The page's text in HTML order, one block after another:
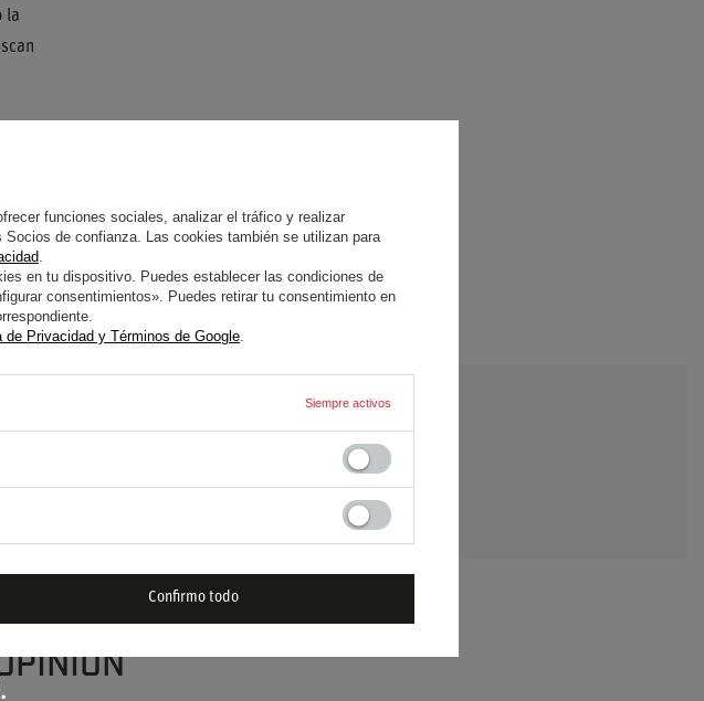
la
a su
de
las
funciones sociales, analizar el tráfico y realizar
de confianza. Las cookies también se utilizan para
en tu dispositivo. Puedes establecer las condiciones de
consentimientos». Puedes retirar tu consentimiento en
de Privacidad y Términos de Google
Siempre activos
Confirmo todo